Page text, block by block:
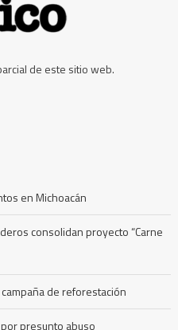
de este sitio web.
en Michoacán
consolidan proyecto “Carne
de reforestación
presunto abuso